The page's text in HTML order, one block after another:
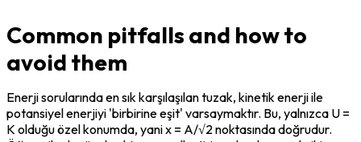
Common pitfalls and how to
avoid them
Enerji sorularında en sık karşılaşılan tuzak, kinetik enerji ile
potansiyel enerjiyi 'birbirine eşit' varsaymaktır. Bu, yalnızca U =
K olduğu özel konumda, yani x = A/√2 noktasında doğrudur.